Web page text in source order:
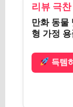
리뷰 극찬
만화 동물
형 가정
득템